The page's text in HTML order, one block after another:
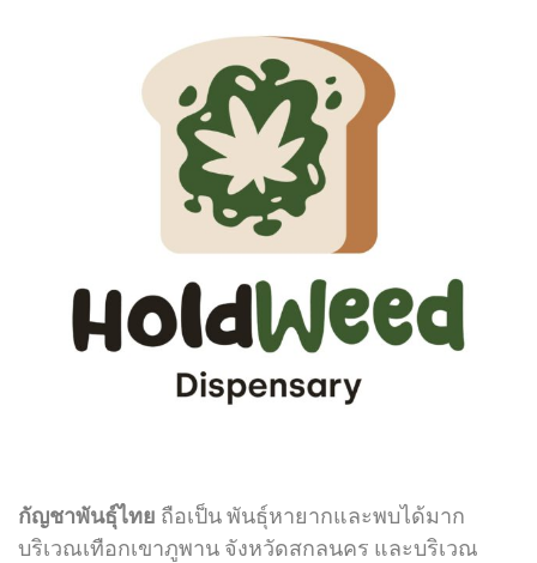
กัญชาพันธุ์ไทย ถือเป็น พันธุ์หายากและพบได้มาก
บริเวณเทือกเขาภูพาน จังหวัดสกลนคร และบริเวณ